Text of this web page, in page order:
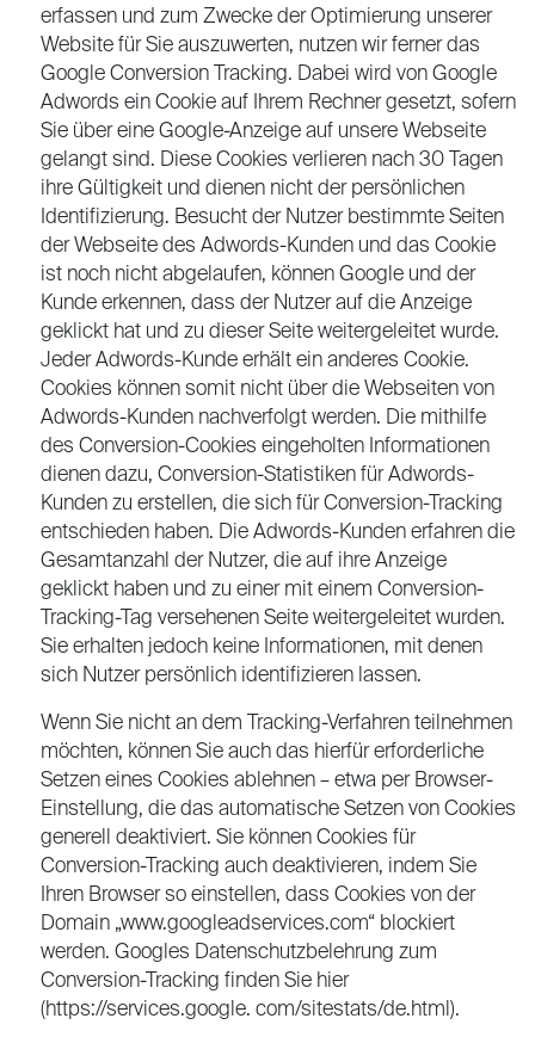
erfassen und zum Zwecke der Optimierung unserer
Website für Sie auszuwerten, nutzen wir ferner das
Google Conversion Tracking. Dabei wird von Google
Adwords ein Cookie auf Ihrem Rechner gesetzt, sofern
Sie über eine Google-Anzeige auf unsere Webseite
gelangt sind. Diese Cookies verlieren nach 30 Tagen
ihre Gültigkeit und dienen nicht der persönlichen
Identifizierung. Besucht der Nutzer bestimmte Seiten
der Webseite des Adwords-Kunden und das Cookie
ist noch nicht abgelaufen, können Google und der
Kunde erkennen, dass der Nutzer auf die Anzeige
geklickt hat und zu dieser Seite weitergeleitet wurde.
Jeder Adwords-Kunde erhält ein anderes Cookie.
Cookies können somit nicht über die Webseiten von
Adwords-Kunden nachverfolgt werden. Die mithilfe
des Conversion-Cookies eingeholten Informationen
dienen dazu, Conversion-Statistiken für Adwords-
Kunden zu erstellen, die sich für Conversion-Tracking
entschieden haben. Die Adwords-Kunden erfahren die
Gesamtanzahl der Nutzer, die auf ihre Anzeige
geklickt haben und zu einer mit einem Conversion-
Tracking-Tag versehenen Seite weitergeleitet wurden.
Sie erhalten jedoch keine Informationen, mit denen
sich Nutzer persönlich identifizieren lassen.
Wenn Sie nicht an dem Tracking-Verfahren teilnehmen
möchten, können Sie auch das hierfür erforderliche
Setzen eines Cookies ablehnen – etwa per Browser-
Einstellung, die das automatische Setzen von Cookies
generell deaktiviert. Sie können Cookies für
Conversion-Tracking auch deaktivieren, indem Sie
Ihren Browser so einstellen, dass Cookies von der
Domain „www.googleadservices.com“ blockiert
werden. Googles Datenschutzbelehrung zum
Conversion-Tracking finden Sie hier
(https://services.google. com/sitestats/de.html).